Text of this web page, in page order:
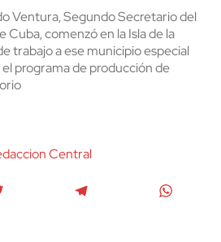
Ventura, Segundo Secretario del
comenzó en la Isla de la
trabajo a ese municipio especial
programa de producción de
Central